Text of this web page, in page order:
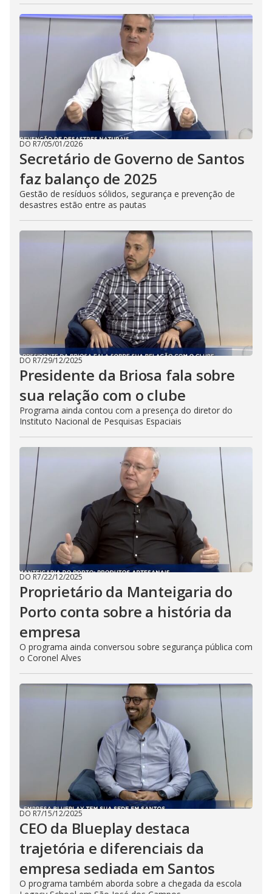
DO R7/05/01/2026
Secretário de Governo de Santos
faz balanço de 2025
Gestão de resíduos sólidos, segurança e prevenção de
desastres estão entre as pautas
DO R7/29/12/2025
Presidente da Briosa fala sobre
sua relação com o clube
Programa ainda contou com a presença do diretor do
Instituto Nacional de Pesquisas Espaciais
DO R7/22/12/2025
Proprietário da Manteigaria do
Porto conta sobre a história da
empresa
O programa ainda conversou sobre segurança pública com
o Coronel Alves
DO R7/15/12/2025
CEO da Blueplay destaca
trajetória e diferenciais da
empresa sediada em Santos
O programa também aborda sobre a chegada da escola